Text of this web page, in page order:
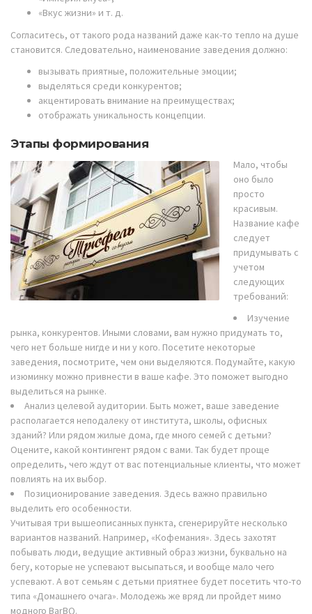
«Вкус жизни» и т. д.
Согласитесь, от такого рода названий даже как-то тепло на душе
становится. Следовательно, наименование заведения должно:
вызывать приятные, положительные эмоции;
выделяться среди конкурентов;
акцентировать внимание на преимуществах;
отображать уникальность концепции.
Этапы формирования
Мало, чтобы
оно было
просто
красивым.
Название кафе
следует
придумывать с
учетом
следующих
требований:
Изучение
рынка, конкурентов. Иными словами, вам нужно придумать то,
чего нет больше нигде и ни у кого. Посетите некоторые
заведения, посмотрите, чем они выделяются. Подумайте, какую
изюминку можно привнести в ваше кафе. Это поможет выгодно
выделиться на рынке.
Анализ целевой аудитории. Быть может, ваше заведение
располагается неподалеку от института, школы, офисных
зданий? Или рядом жилые дома, где много семей с детьми?
Оцените, какой контингент рядом с вами. Так будет проще
определить, чего ждут от вас потенциальные клиенты, что может
повлиять на их выбор.
Позиционирование заведения. Здесь важно правильно
выделить его особенности.
Учитывая три вышеописанных пункта, сгенерируйте несколько
вариантов названий. Например, «Кофемания». Здесь захотят
побывать люди, ведущие активный образ жизни, буквально на
бегу, которые не успевают высыпаться, и вообще мало чего
успевают. А вот семьям с детьми приятнее будет посетить что-то
типа «Домашнего очага». Молодежь же вряд ли пройдет мимо
модного BarBQ.